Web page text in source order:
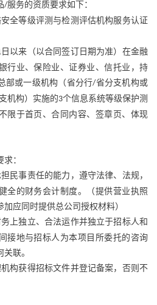
/服务的资质要求如下：
全等级评测与检测评估机构服务认证
日以来（以合同签订日期为准）在金融
行业、保险业、证券业、信托业，持
部或一级机构（省分行/省分支机构或
机构）实施的3个信息系统等级保护测
限于首页、合同内容、签章页、体现
：
民事责任的能力，遵守法律、法规，
全的财务会计制度。（提供营业执照
应同时提供总公司授权材料）
上独立、合法运作并独立于招标人和
接地与招标人为本项目所委托的咨询
联。
构获得招标文件并登记备案，否则不